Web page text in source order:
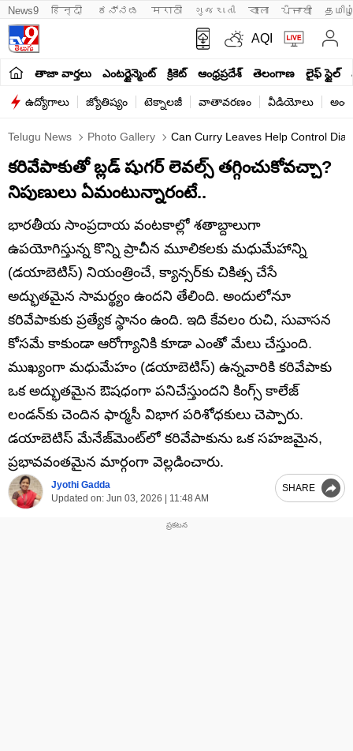
News9 हिन्दी ಕನ್ನಡ मराठी ગુજરાતી বাংলা ਪੰਜਾਬੀ
AQI
తాజా వార్తలు ఎంటర్టైన్మెంట్ క్రికెట్ ఆంధ్రప్రదేశ్ తెలంగాణ లైఫ్ స్టైల్
ఉద్యోగాలు జ్యోతిష్యం టెక్నాలజీ వాతావరణం వీడియోలు
Telugu News Photo Gallery Can Curry Leaves Help Control
కరివేపాకుతో బ్లడ్ షుగర్ లెవల్స్ తగ్గించుకోవచ్చా?
నిపుణులు ఏమంటున్నారంటే..
భారతీయ సాంప్రదాయ వంటకాల్లో శతాబ్దాలుగా
ఉపయోగిస్తున్న కొన్ని ప్రాచీన మూలికలకు మధుమేహాన్ని
(డయాబెటిస్) నియంత్రించే, క్యాన్సర్‌కు చికిత్స చేసే
అద్భుతమైన సామర్థ్యం ఉందని తేలింది. అందులోనూ
కరివేపాకుకు ప్రత్యేక స్థానం ఉంది. ఇది కేవలం రుచి, సువాసన
కోసమే కాకుండా ఆరోగ్యానికి కూడా ఎంతో మేలు చేస్తుంది.
ముఖ్యంగా మధుమేహం (డయాబెటిస్) ఉన్నవారికి కరివేపాకు
ఒక అద్భుతమైన ఔషధంగా పనిచేస్తుందని కింగ్స్ కాలేజ్
లండన్‌కు చెందిన ఫార్మసీ విభాగ పరిశోధకులు చెప్పారు.
డయాబెటిస్ మేనేజ్‌మెంట్‌లో కరివేపాకును ఒక సహజమైన,
ప్రభావవంతమైన మార్గంగా వెల్లడించారు.
Jyothi Gadda
Updated on: Jun 03, 2026 | 11:48 AM
SHARE